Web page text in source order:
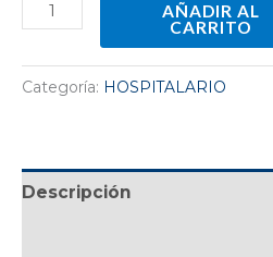
AÑADIR AL
CARRITO
Categoría: HOSPITALARIO
Descripción